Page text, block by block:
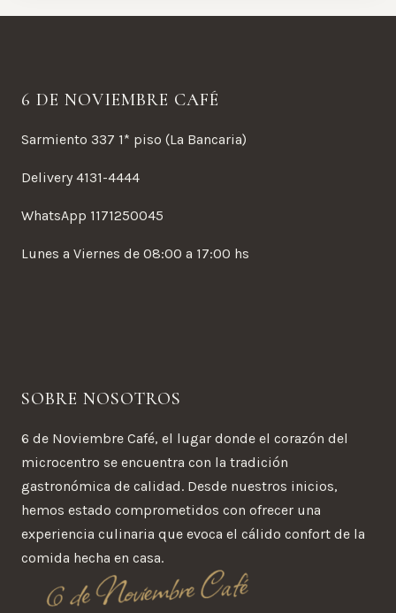
6 DE NOVIEMBRE CAFÉ
Sarmiento 337 1* piso (La Bancaria)
Delivery 4131-4444
WhatsApp 1171250045
Lunes a Viernes de 08:00 a 17:00 hs
SOBRE NOSOTROS
6 de Noviembre Café, el lugar donde el corazón del
microcentro se encuentra con la tradición
gastronómica de calidad. Desde nuestros inicios,
hemos estado comprometidos con ofrecer una
experiencia culinaria que evoca el cálido confort de la
comida hecha en casa.